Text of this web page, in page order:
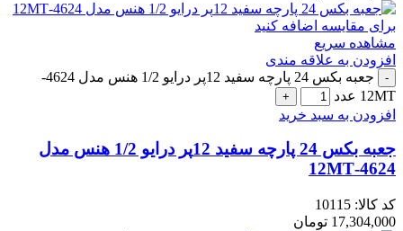
برای مقایسه اضافه کنید
مشاهده سریع
افزودن به علاقه مندی
جعبه بکس 24 پارچه سفید 12پر درایو 1/2 هنس مدل 4624-
12MT عدد
افزودن به سبد خرید
جعبه بکس 24 پارچه سفید 12پر درایو 1/2 هنس مدل
4624-12MT
کد کالا: 10115
17,304,000 تومان